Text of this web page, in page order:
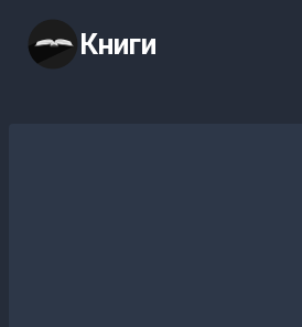
содержимому
Книги